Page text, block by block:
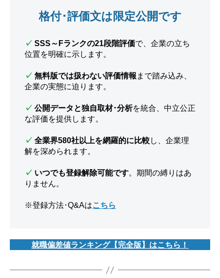
格付･評価文は限定公開です
✓ SSS～Fランクの21段階評価で、企業の立ち
位置を明確に示します。
✓ 無料版では扱わない評価情報 まで踏み込み、
企業の実態に迫ります。
✓ 公開データと独自取材･分析を統合、中立公正
な評価を提供します。
✓ 全業界580社以上を網羅的に比較し、企業理
解を深められます。
✓ いつでも登録解除可能です。期間の縛りはあ
りません。
※登録方法･Q&Aはこちら
就職偏差値ランキング【完全版】はこちら！